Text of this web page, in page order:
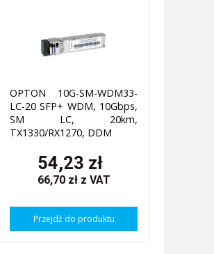
OPTON 10G-SM-WDM33-
LC-20 SFP+ WDM, 10Gbps,
SM LC, 20km,
TX1330/RX1270, DDM
54,23 zł
66,70 zł z VAT
Przejdź do produktu